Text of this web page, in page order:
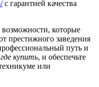
с гарантией качества
которые
престижного заведения
путь и
где купить, и обеспечьте
или